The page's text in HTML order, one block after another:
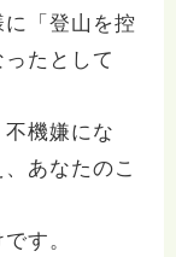
「登山を控
たとして
機嫌にな
あなたのこ
す。